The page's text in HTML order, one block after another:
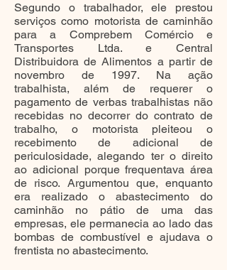
Segundo o trabalhador, ele prestou
serviços como motorista de caminhão
para a Comprebem Comércio e
Transportes Ltda. e Central
Distribuidora de Alimentos a partir de
novembro de 1997. Na ação
trabalhista, além de requerer o
pagamento de verbas trabalhistas não
recebidas no decorrer do contrato de
trabalho, o motorista pleiteou o
recebimento de adicional de
periculosidade, alegando ter o direito
ao adicional porque frequentava área
de risco. Argumentou que, enquanto
era realizado o abastecimento do
caminhão no pátio de uma das
empresas, ele permanecia ao lado das
bombas de combustível e ajudava o
frentista no abastecimento.